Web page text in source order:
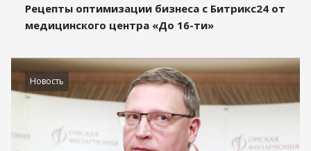
Рецепты оптимизации бизнеса с Битрикс24 от
медицинского центра «До 16-ти»
Новость